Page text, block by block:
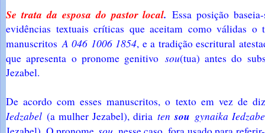
Se trata da esposa do pastor local. Essa posição
evidências textuais críticas que aceitam como válidas o
manuscritos A 046 1006 1854, e a tradição escritural
que apresenta o pronome genitivo sou(tua) antes do
Jezabel.
De acordo com esses manuscritos, o texto em vez de
Iedzabel (a mulher Jezabel), diria tensou gynaika